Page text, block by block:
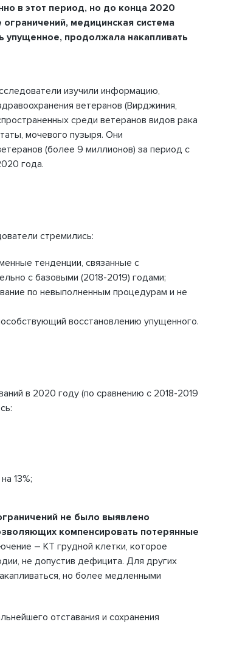
в этот период, но до конца 2020
медицинская система
упущенное, продолжала накапливать
изучили информацию,
ветеранов (Вирджиния,
среди ветеранов видов рака
мочевого пузыря. Они
(более 9 миллионов) за период с
года.
стремились:
тенденции, связанные с
с базовыми (2018-2019) годами;
по невыполненным процедурам и не
восстановлению упущенного.
в 2020 году (по сравнению с 2018-2019
13%;
не было выявлено
компенсировать потерянные
– КТ грудной клетки, которое
не допустив дефицита. Для других
но более медленными
отставания и сохранения
Шаг 1 2